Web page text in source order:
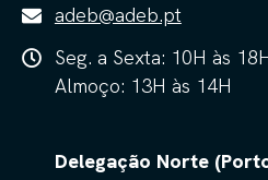
adeb@adeb.pt
Seg. a Sexta: 10H às
Almoço: 13H às 14H
Delegação Norte